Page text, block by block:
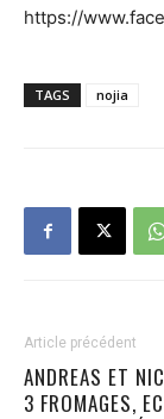
https://
TAGS nojia
Article précédent
ANDREAS ET
3 FROMAGES,